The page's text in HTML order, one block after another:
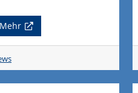
Mehr